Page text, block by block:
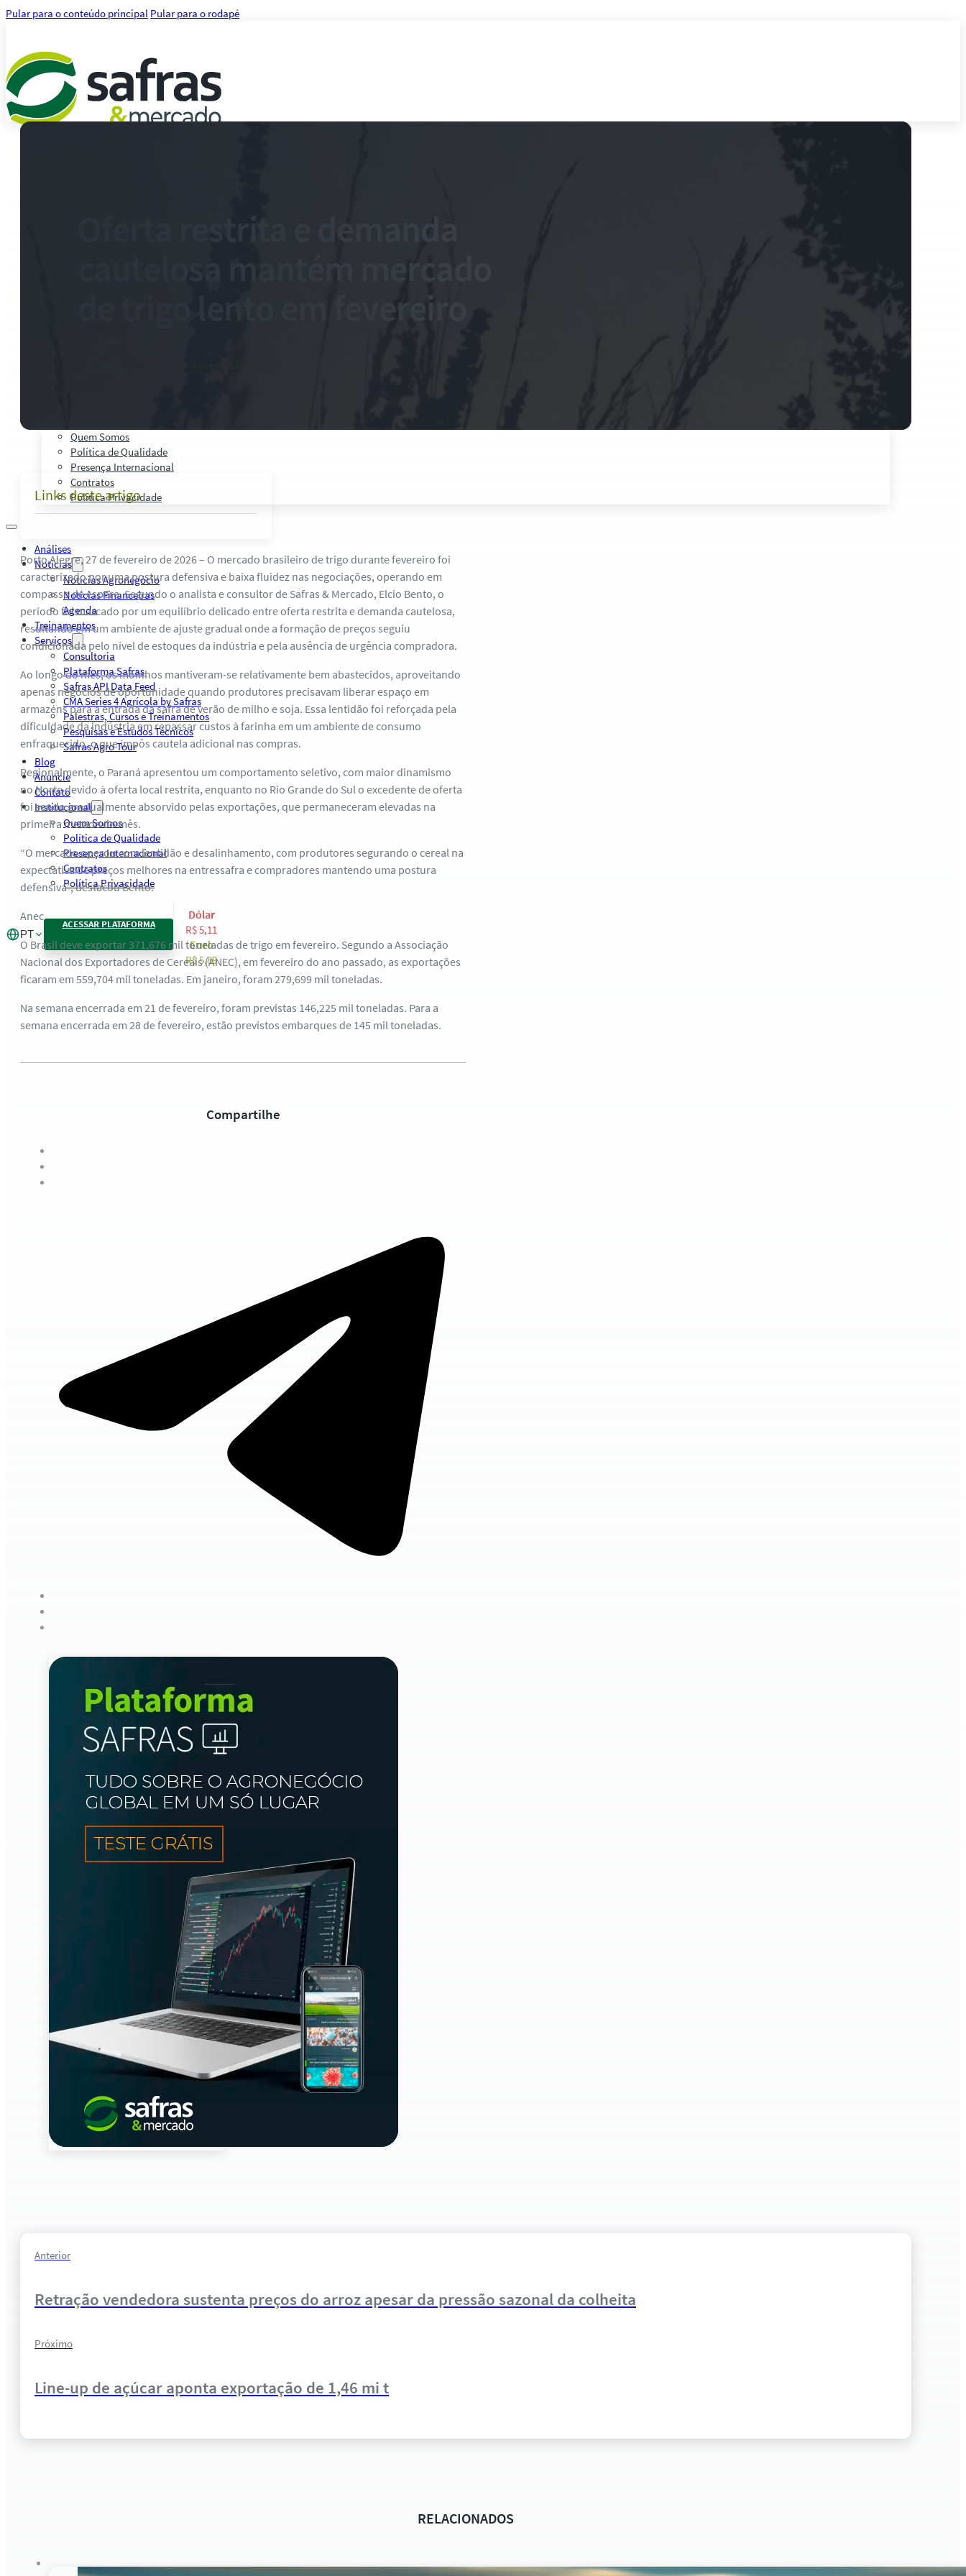
Pular para o conteúdo principal Pular para o rodapé
Quem Somos
Política de Qualidade
Presença Internacional
Contratos
Política Privacidade
Análises
Notícias
Notícias Agronegócio
Notícias Financeiras
Agenda
Treinamentos
Serviços
Consultoria
Plataforma Safras
Safras API Data Feed
CMA Series 4 Agrícola by Safras
Palestras, Cursos e Treinamentos
Pesquisas e Estudos Técnicos
Safras Agro Tour
Blog
Anuncie
Contato
Institucional
Quem Somos
Política de Qualidade
Presença Internacional
Contratos
Política Privacidade
PT
ACESSAR PLATAFORMA
Dólar
R$ 5,11
Euro
R$ 5,89
Oferta restrita e demanda
cautelosa mantém mercado
de trigo lento em fevereiro
Links deste artigo
Porto Alegre, 27 de fevereiro de 2026 – O mercado brasileiro de trigo durante fevereiro foi
caracterizado por uma postura defensiva e baixa fluidez nas negociações, operando em
compasso de espera. Segundo o analista e consultor de Safras & Mercado, Elcio Bento, o
período foi marcado por um equilíbrio delicado entre oferta restrita e demanda cautelosa,
resultando em um ambiente de ajuste gradual onde a formação de preços seguiu
condicionada pelo nível de estoques da indústria e pela ausência de urgência compradora.
Ao longo do mês, os moinhos mantiveram-se relativamente bem abastecidos, aproveitando
apenas negócios de oportunidade quando produtores precisavam liberar espaço em
armazéns para a entrada da safra de verão de milho e soja. Essa lentidão foi reforçada pela
dificuldade da indústria em repassar custos à farinha em um ambiente de consumo
enfraquecido, o que impôs cautela adicional nas compras.
Regionalmente, o Paraná apresentou um comportamento seletivo, com maior dinamismo
no Norte devido à oferta local restrita, enquanto no Rio Grande do Sul o excedente de oferta
foi sendo gradualmente absorvido pelas exportações, que permaneceram elevadas na
primeira metade do mês.
“O mercado operou com lentidão e desalinhamento, com produtores segurando o cereal na
expectativa de preços melhores na entressafra e compradores mantendo uma postura
defensiva”, destacou Bento.
Anec
O Brasil deve exportar 371,676 mil toneladas de trigo em fevereiro. Segundo a Associação
Nacional dos Exportadores de Cereais (ANEC), em fevereiro do ano passado, as exportações
ficaram em 559,704 mil toneladas. Em janeiro, foram 279,699 mil toneladas.
Na semana encerrada em 21 de fevereiro, foram previstas 146,225 mil toneladas. Para a
semana encerrada em 28 de fevereiro, estão previstos embarques de 145 mil toneladas.
Compartilhe
Anterior
Retração vendedora sustenta preços do arroz apesar da pressão sazonal da colheita
Próximo
Line-up de açúcar aponta exportação de 1,46 mi t
RELACIONADOS